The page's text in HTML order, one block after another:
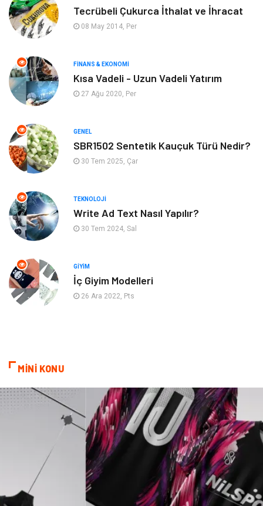
Emlak
Mobilya
Eğitim Kurumları Tatil
Aksesuar Eğlence
Güzellik
Maden ve Metal
Bahçe Ev
Nakliyat
Endüstriyel Ürünler
Dernekler ve Birlikler Pazarlama
Bakım
Markalar
Periyodik Kontrol Spor Malzemeleri
Tecrübeli Çukurca İthalat ve İhracat
08 May 2014, Per
FINANS & EKONOMI
Kısa Vadeli - Uzun Vadeli Yatırım
27 Ağu 2020, Per
GENEL
SBR1502 Sentetik Kauçuk Türü Nedir?
30 Tem 2025, Çar
TEKNOLOJI
Write Ad Text Nasıl Yapılır?
30 Tem 2024, Sal
GIYIM
İç Giyim Modelleri
26 Ara 2022, Pts
MİNİ KONU